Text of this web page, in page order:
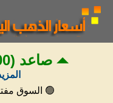
صاعد (4,200 - 4,350 USD)
🟢 السوق